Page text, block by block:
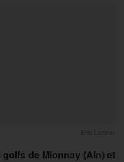
de Mionnay (Ain) et